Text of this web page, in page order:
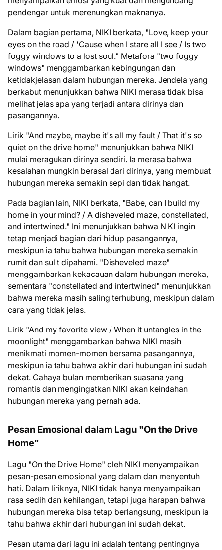
pendengar untuk merenungkan maknanya.
Dalam bagian pertama, NIKI berkata, "Love, keep your
eyes on the road / 'Cause when I stare all I see / Is two
foggy windows to a lost soul." Metafora "two foggy
windows" menggambarkan kebingungan dan
ketidakjelasan dalam hubungan mereka. Jendela yang
berkabut menunjukkan bahwa NIKI merasa tidak bisa
melihat jelas apa yang terjadi antara dirinya dan
pasangannya.
Lirik "And maybe, maybe it's all my fault / That it's so
quiet on the drive home" menunjukkan bahwa NIKI
mulai meragukan dirinya sendiri. Ia merasa bahwa
kesalahan mungkin berasal dari dirinya, yang membuat
hubungan mereka semakin sepi dan tidak hangat.
Pada bagian lain, NIKI berkata, "Babe, can I build my
home in your mind? / A disheveled maze, constellated,
and intertwined." Ini menunjukkan bahwa NIKI ingin
tetap menjadi bagian dari hidup pasangannya,
meskipun ia tahu bahwa hubungan mereka semakin
rumit dan sulit dipahami. "Disheveled maze"
menggambarkan kekacauan dalam hubungan mereka,
sementara "constellated and intertwined" menunjukkan
bahwa mereka masih saling terhubung, meskipun dalam
cara yang tidak jelas.
Lirik "And my favorite view / When it untangles in the
moonlight" menggambarkan bahwa NIKI masih
menikmati momen-momen bersama pasangannya,
meskipun ia tahu bahwa akhir dari hubungan ini sudah
dekat. Cahaya bulan memberikan suasana yang
romantis dan mengingatkan NIKI akan keindahan
hubungan mereka yang pernah ada.
Pesan Emosional dalam Lagu "On the Drive
Home"
Lagu "On the Drive Home" oleh NIKI menyampaikan
pesan-pesan emosional yang dalam dan menyentuh
hati. Dalam liriknya, NIKI tidak hanya menyampaikan
rasa sedih dan kehilangan, tetapi juga harapan bahwa
hubungan mereka bisa tetap berlangsung, meskipun ia
tahu bahwa akhir dari hubungan ini sudah dekat.
Pesan utama dari lagu ini adalah tentang pentingnya